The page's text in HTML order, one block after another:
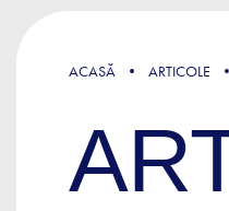
ACASĂ ARTICOLE